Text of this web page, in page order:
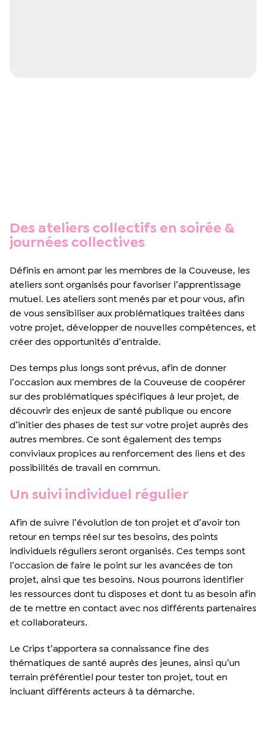
Des ateliers collectifs en soirée &
journées collectives
Définis en amont par les membres de la Couveuse, les
ateliers sont organisés pour favoriser l’apprentissage
mutuel. Les ateliers sont menés par et pour vous, afin
de vous sensibiliser aux problématiques traitées dans
votre projet, développer de nouvelles compétences, et
créer des opportunités d’entraide.
Des temps plus longs sont prévus, afin de donner
l’occasion aux membres de la Couveuse de coopérer
sur des problématiques spécifiques à leur projet, de
découvrir des enjeux de santé publique ou encore
d’initier des phases de test sur votre projet auprès des
autres membres. Ce sont également des temps
conviviaux propices au renforcement des liens et des
possibilités de travail en commun.
Un suivi individuel régulier
Afin de suivre l’évolution de ton projet et d’avoir ton
retour en temps réel sur tes besoins, des points
individuels réguliers seront organisés. Ces temps sont
l’occasion de faire le point sur les avancées de ton
projet, ainsi que tes besoins. Nous pourrons identifier
les ressources dont tu disposes et dont tu as besoin afin
de te mettre en contact avec nos différents partenaires
et collaborateurs.
Le Crips t’apportera sa connaissance fine des
thématiques de santé auprès des jeunes, ainsi qu’un
terrain préférentiel pour tester ton projet, tout en
incluant différents acteurs à ta démarche.